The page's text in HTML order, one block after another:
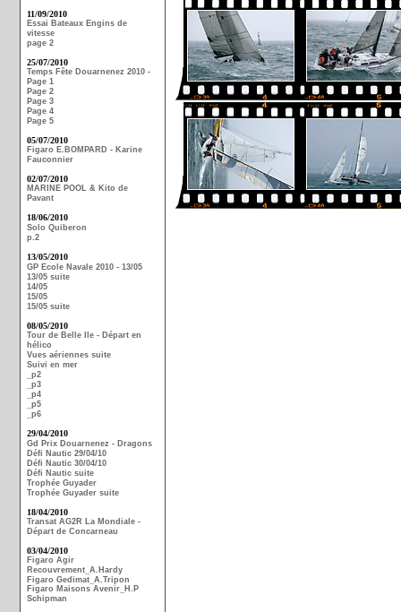
11/09/2010
Essai Bateaux Engins de
vitesse
page 2
25/07/2010
Temps Fête Douarnenez 2010 -
Page 1
Page 2
Page 3
Page 4
Page 5
05/07/2010
Figaro E.BOMPARD - Karine
Fauconnier
02/07/2010
MARINE POOL & Kito de
Pavant
18/06/2010
Solo Quiberon
p.2
13/05/2010
GP Ecole Navale 2010 - 13/05
13/05 suite
14/05
15/05
15/05 suite
08/05/2010
Tour de Belle Ile - Départ en
hélico
Vues aériennes suite
Suivi en mer
_p2
_p3
_p4
_p5
_p6
29/04/2010
Gd Prix Douarnenez - Dragons
Défi Nautic 29/04/10
Défi Nautic 30/04/10
Défi Nautic suite
Trophée Guyader
Trophée Guyader suite
18/04/2010
Transat AG2R La Mondiale -
Départ de Concarneau
03/04/2010
Figaro Agir
Recouvrement_A.Hardy
Figaro Gedimat_A.Tripon
Figaro Maisons Avenir_H.P
Schipman